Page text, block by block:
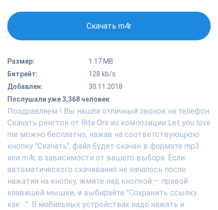
Скачать m4r
Размер:
1.17 MB
Битрейт:
128 kb/s
Добавлен:
30.11.2018
Послушали уже 3,368 человек
Поздравляем ! Вы нашли отличный звонок на телефон.
Скачать рингтон от Rita Ora из композиции Let you love
me можно бесплатно, нажав на соответствующюю
кнопку "Скачать", файл будет скачан в формате mp3
или m4r, в зависимости от вашего выбора. Если
автоматического скачивания не началось после
нажатия на кнопку, жмите над кнопкой — правой
клавишей мышки, и выбирайте "Сохранить ссылку
как ...". В мобильных устройствах надо нажать и